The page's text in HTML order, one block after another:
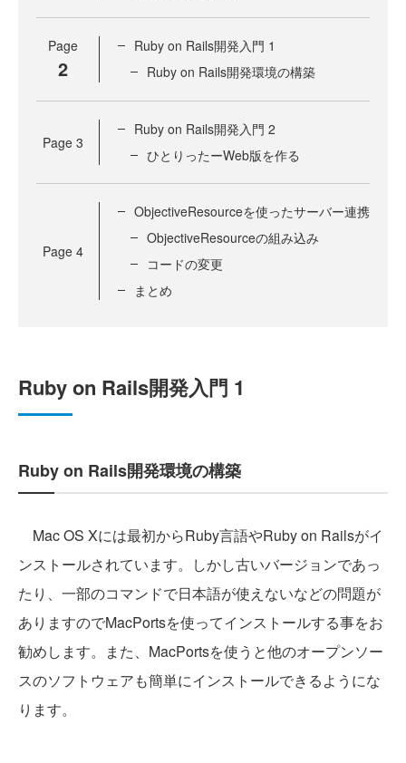
Page
2
Ruby on Rails開発入門 1
Ruby on Rails開発環境の構築
Page 3
Ruby on Rails開発入門 2
ひとりったーWeb版を作る
Page 4
ObjectiveResourceを使ったサーバー連携
ObjectiveResourceの組み込み
コードの変更
まとめ
Ruby on Rails開発入門 1
Ruby on Rails開発環境の構築
Mac OS Xには最初からRuby言語やRuby on Railsがイ
ンストールされています。しかし古いバージョンであっ
たり、一部のコマンドで日本語が使えないなどの問題が
ありますのでMacPortsを使ってインストールする事をお
勧めします。また、MacPortsを使うと他のオープンソー
スのソフトウェアも簡単にインストールできるようにな
ります。